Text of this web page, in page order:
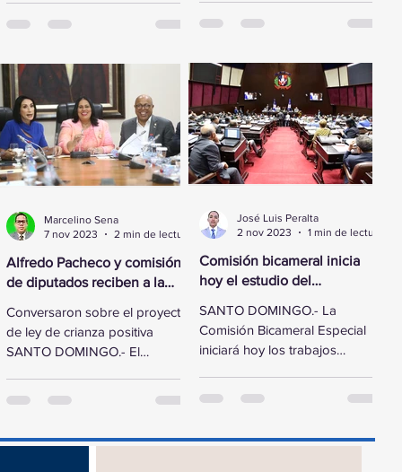
Alfredo Pacheco y comisión
de diputados reciben a la
Conversaron sobre el proyecto
de ley de crianza positiva
SANTO DOMINGO.- El
Marcelino Sena
7 nov 2023
Comisión bicameral inicia
hoy el estudio del
Estado 2024
SANTO DOMINGO.- La
Comisión Bicameral Especial
iniciará hoy los trabajos
José Luis Peralta
2 nov 2023
1 min de lectura